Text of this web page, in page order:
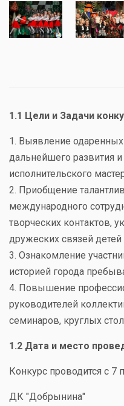
1.1 Цели и Задачи
1. Выявление
дальнейшего развития
исполнительского
2. Приобщение
международного
творческих контактов,
дружеских связей
3. Ознакомление
историей города
4. Повышение
руководителей
семинаров, круглых
1.2 Дата и место
Конкурс проводится с 7
ДК "Добрынина"